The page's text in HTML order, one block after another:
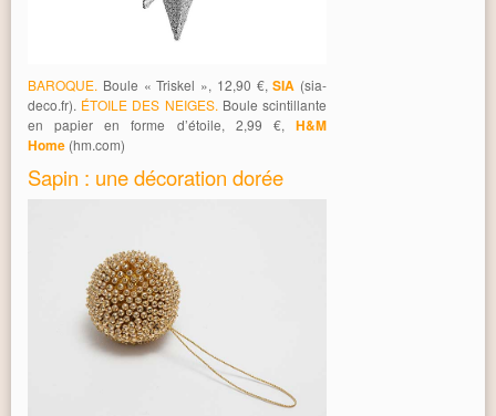
BAROQUE. Boule « Triskel », 12,90 €,SIA (sia-
deco.fr). ÉTOILE DES NEIGES. Boule scintillante
en papier en forme d’étoile, 2,99 €, H&M
Home (hm.com)
Sapin : une décoration dorée